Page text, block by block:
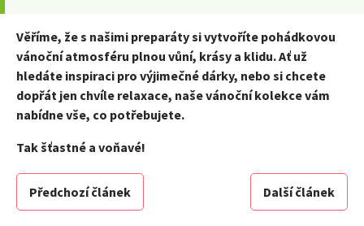
Věříme, že s našimi preparáty si vytvoříte pohádkovou
vánoční atmosféru plnou vůní, krásy a klidu. Ať už
hledáte inspiraci pro výjimečné dárky, nebo si chcete
dopřát jen chvíle relaxace, naše vánoční kolekce vám
nabídne vše, co potřebujete.
Tak šťastné a voňavé!
Předchozí článek Další článek